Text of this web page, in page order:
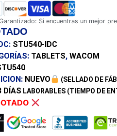
Si encuentras un mejor
STU540-IDC
TABLETS, WACOM
NUEVO (SELLADO DE
DÍAS LABORABLES (TIEMPO DE